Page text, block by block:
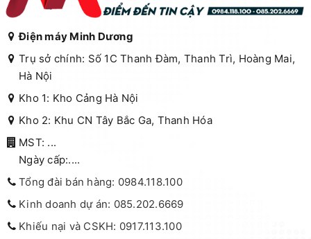
Điện máy Minh Dương
Trụ sở chính: Số 1C Thanh Đàm, Thanh Trì, Hoàng Mai,
Hà Nội
Kho 1: Kho Cảng Hà Nội
Kho 2: Khu CN Tây Bắc Ga, Thanh Hóa
MST: ...
Ngày cấp:....
Tổng đài bán hàng: 0984.118.100
Kinh doanh dự án: 085.202.6669
Khiếu nại và CSKH: 0917.113.100